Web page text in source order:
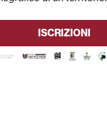
ISCRIZIONI